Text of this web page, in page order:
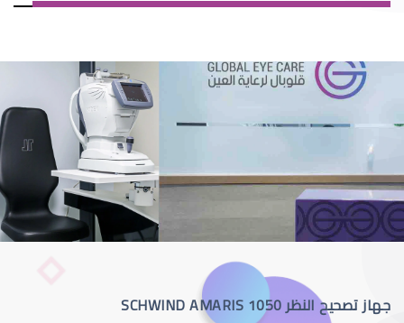
جهاز تصحيح النظر SCHWIND AMARIS 1050